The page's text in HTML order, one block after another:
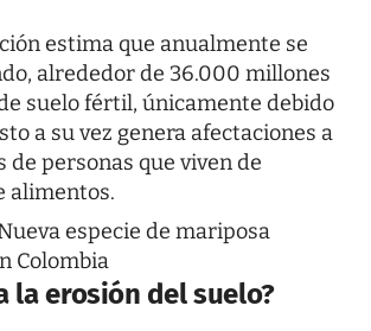
estima que anualmente se
alrededor de 36.000 millones
suelo fértil, únicamente debido
a su vez genera afectaciones a
de personas que viven de
alimentos.
especie de mariposa
Colombia
la erosión del suelo?